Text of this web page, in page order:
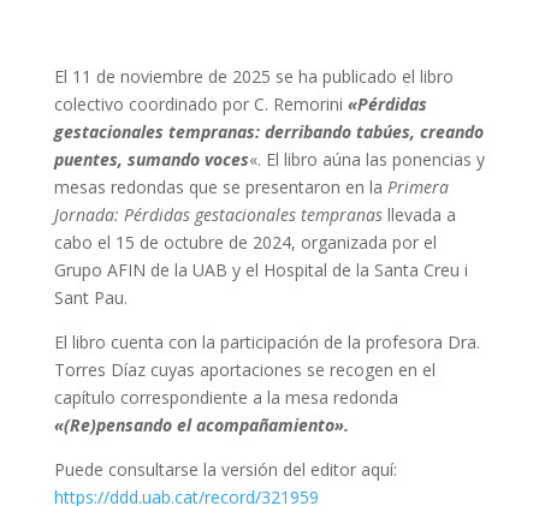
El 11 de noviembre de 2025 se ha publicado el libro
colectivo coordinado por C. Remorini «Pérdidas
gestacionales tempranas: derribando tabúes, creando
puentes, sumando voces«. El libro aúna las ponencias y
mesas redondas que se presentaron en la Primera
Jornada: Pérdidas gestacionales tempranasllevada a
cabo el 15 de octubre de 2024, organizada por el
Grupo AFIN de la UAB y el Hospital de la Santa Creu i
Sant Pau.
El libro cuenta con la participación de la profesora Dra.
Torres Díaz cuyas aportaciones se recogen en el
capítulo correspondiente a la mesa redonda
«(Re)pensando el acompañamiento».
Puede consultarse la versión del editor aquí:
https://ddd.uab.cat/record/321959